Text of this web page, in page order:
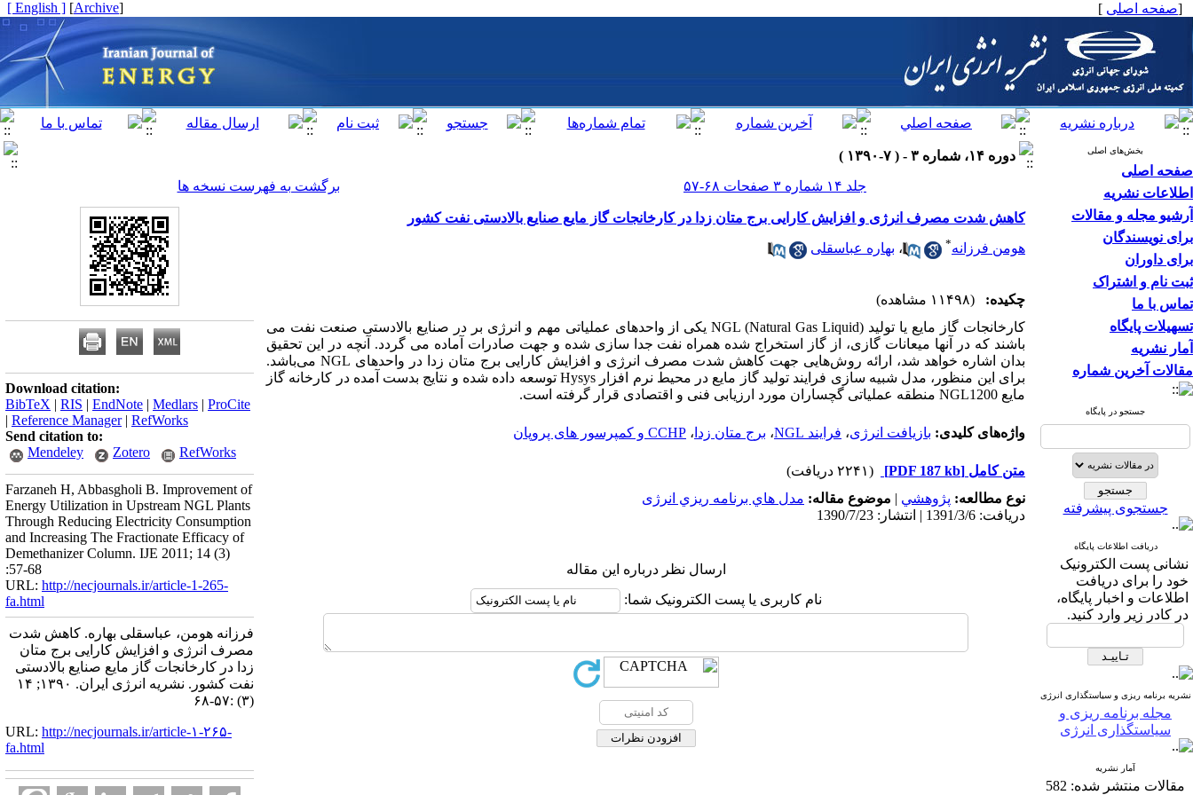
[صفحه اصلی ]
[
Archive
]
[ English ]
بخش‌های اصلی
صفحه اصلی
اطلاعات نشریه
آرشیو مجله و مقالات
برای نویسندگان
برای داوران
ثبت نام و اشتراک
تماس با ما
تسهیلات پایگاه
آمار نشریه
مقالات آخرین شماره
جستجو در پایگاه
جستجوی پیشرفته
دریافت اطلاعات پایگاه
نشانی پست الکترونیک
خود را برای دریافت
اطلاعات و اخبار پایگاه،
در کادر زیر وارد کنید.
نشریه برنامه ریزی و سیاستگذاری انرژی
مجله برنامه ریزی و
سیاستگذاری انرژی
آمار نشریه
مقالات منتشر شده: 582
دوره ۱۴، شماره ۳ - ( ۷-۱۳۹۰ )
جلد ۱۴ شماره ۳ صفحات ۶۸-۵۷
برگشت به فهرست نسخه ها
کاهش شدت مصرف انرژی و افزایش کارایی برج متان زدا در کارخانجات گاز مایع صنایع بالادستی نفت کشور
هومن فرزانه* ، بهاره عباسقلی
چکیده:
(۱۱۴۹۸ مشاهده)
کارخانجات گاز مایع یا تولید NGL (Natural Gas Liquid) یکی از واحدهای عملیاتی مهم و انرژی بر در صنایع بالادستی صنعت نفت می
باشند که در آنها میعانات گازی، از گاز استخراج شده همراه نفت جدا سازی شده و جهت صادرات آماده می گردد. آنچه در این تحقیق
بدان اشاره خواهد شد، ارائه روش‌هایی جهت کاهش شدت مصرف انرژی و افزایش کارایی برج متان زدا در واحدهای NGL می‌باشد.
برای این منظور، مدل شبیه سازی فرایند تولید گاز مایع در محیط نرم افزار Hysys توسعه داده شده و نتایج بدست آمده در کارخانه گاز
مایع NGL1200 منطقه عملیاتی گچساران مورد ارزیابی فنی و اقتصادی قرار گرفته است.
واژه‌های کلیدی: بازیافت انرژی، فرایند NGL ، برج متان زدا ، CCHP و کمپرسور های پروپان
متن کامل [PDF 187 kb]
(۲۲۴۱ دریافت)
نوع مطالعه: پژوهشي | موضوع مقاله: مدل هاي برنامه ريزي انرژی
دریافت: 1391/3/6 | انتشار: 1390/7/23
ارسال نظر درباره این مقاله
نام کاربری یا پست الکترونیک شما:
Download citation:
BibTeX | RIS | EndNote | Medlars | ProCite
| Reference Manager| RefWorks
Send citation to:
Mendeley
Zotero RefWorks
Farzaneh H, Abbasgholi B. Improvement of
Energy Utilization in Upstream NGL Plants
Through Reducing Electricity Consumption
and Increasing The Fractionate Efficacy of
Demethanizer Column. IJE 2011; 14 (3)
:57-68
URL: http://necjournals.ir/article-1-265-
fa.html
فرزانه هومن، عباسقلی بهاره. کاهش شدت
مصرف انرژی و افزایش کارایی برج متان
زدا در کارخانجات گاز مایع صنایع بالادستی
نفت کشور. نشریه انرژی ایران. ۱۳۹۰; ۱۴
(۳) :۵۷-۶۸
URL: http://necjournals.ir/article-۱-۲۶۵-
fa.html